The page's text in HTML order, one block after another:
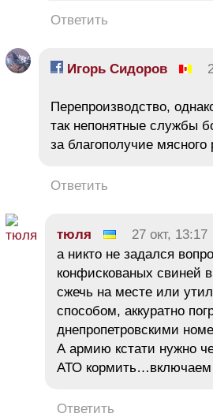
Ответить
Игорь Сидоров
Перепроизводство,
так непонятные службы
за благополучие мясного
Ответить
тюля 27 окт, 13:17
а никто не задался
конфискованых свиней
сжечь на месте или
способом, аккуратно
днепропетровскими
А армию кстати нужно
АТО
Ответить